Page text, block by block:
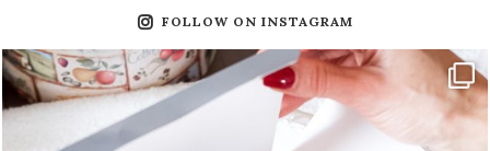
FOLLOW ON INSTAGRAM